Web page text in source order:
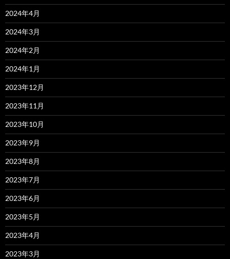
2024年4月
2024年3月
2024年2月
2024年1月
2023年12月
2023年11月
2023年10月
2023年9月
2023年8月
2023年7月
2023年6月
2023年5月
2023年4月
2023年3月